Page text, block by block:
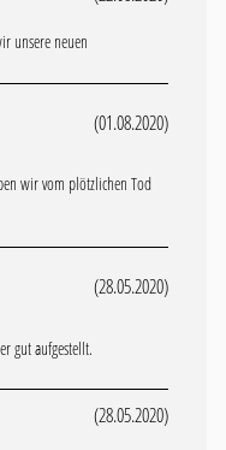
unsere neuen
(01.08.2020)
wir vom plötzlichen Tod
(28.05.2020)
gut aufgestellt.
(28.05.2020)